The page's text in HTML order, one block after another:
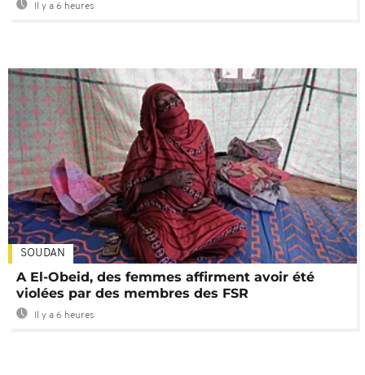
Il y a 6 heures
SOUDAN
A El-Obeid, des femmes affirment avoir été
violées par des membres des FSR
Il y a 6 heures